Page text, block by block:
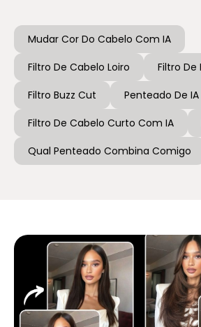
Mudar Cor Do Cabelo Com IA
Filtro De Cabelo Loiro
Filtro De
Filtro Buzz Cut
Penteado De IA
Filtro De Cabelo Curto Com IA
Qual Penteado Combina Comigo